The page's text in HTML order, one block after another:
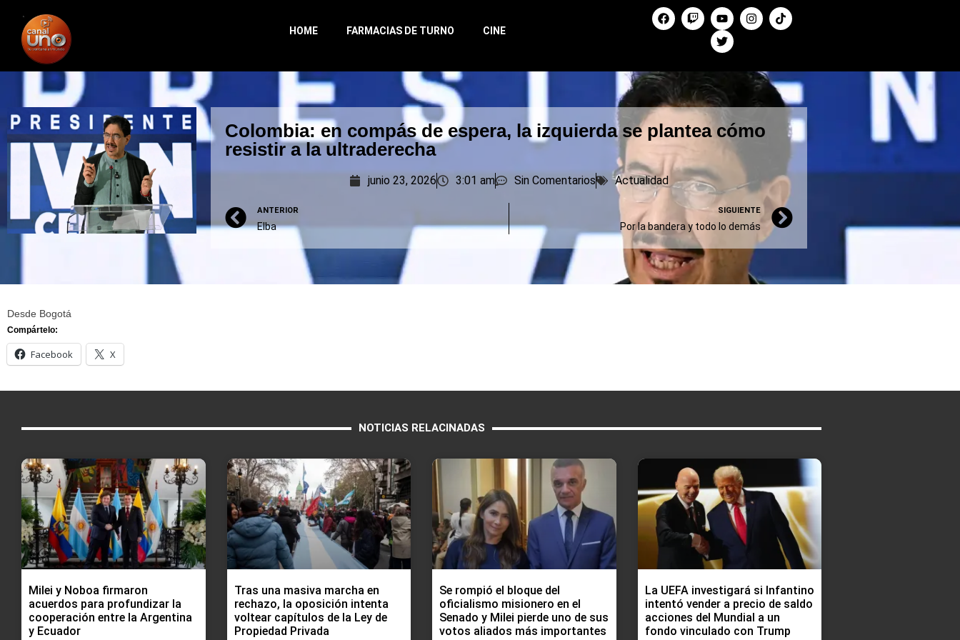
HOME FARMACIAS DE TURNO CINE
Colombia: en compás de espera, la izquierda se plantea cómo
resistir a la ultraderecha
junio 23, 2026 3:01 am Sin Comentarios Actualidad
ANTERIOR
Elba
SIGUIENTE
Por la bandera y todo lo demás
Desde Bogotá
Compártelo:
Facebook X
NOTICIAS RELACINADAS
Milei y Noboa firmaron
acuerdos para profundizar la
cooperación entre la Argentina
y Ecuador
Tras una masiva marcha en
rechazo, la oposición intenta
voltear capítulos de la Ley de
Propiedad Privada
Se rompió el bloque del
oficialismo misionero en el
Senado y Milei pierde uno de sus
votos aliados más importantes
La UEFA investigará si Infantino
intentó vender a precio de saldo
acciones del Mundial a un
fondo vinculado con Trump